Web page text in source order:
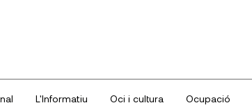
L'Informatiu Oci i cultura Ocupació